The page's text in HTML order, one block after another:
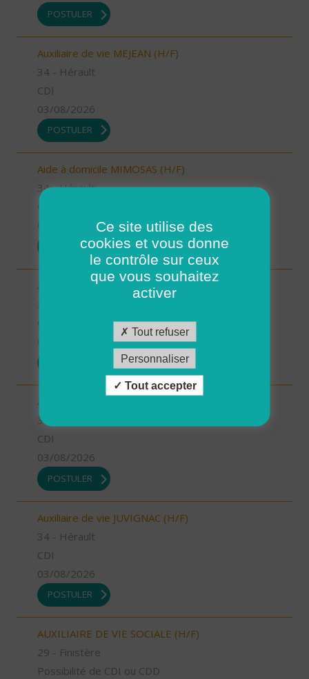
POSTULER
Auxiliaire de vie MEJEAN (H/F)
34 - Hérault
CDI
03/08/2026
POSTULER
Aide à domicile MIMOSAS (H/F)
34 - Hérault
POSTULER
Auxiliaire de vie MIMOSAS (H/F)
Auxiliaire de vie MONTPELLIER OUEST (H/F)
34 - Hérault
CDI
03/08/2026
POSTULER
Auxiliaire de vie JUVIGNAC (H/F)
34 - Hérault
CDI
03/08/2026
POSTULER
AUXILIAIRE DE VIE SOCIALE (H/F)
29 - Finistère
Possibilité de CDI ou CDD
Ce site utilise des
cookies et vous donne
le contrôle sur ceux
que vous souhaitez
activer
Tout refuser
Personnaliser
Tout accepter